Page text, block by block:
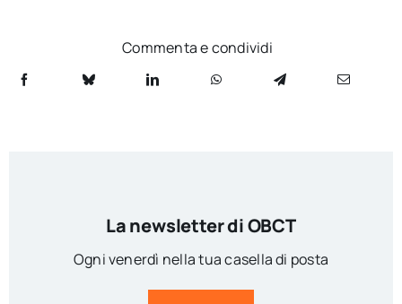
Commenta e condividi
La newsletter di OBCT
Ogni venerdì nella tua casella di posta